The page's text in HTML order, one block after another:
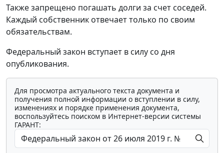
Также запрещено погашать долги за счет соседей.
Каждый собственник отвечает только по своим
обязательствам.
Федеральный закон вступает в силу со дня
опубликования.
Для просмотра актуального текста документа и
получения полной информации о вступлении в силу,
изменениях и порядке применения документа,
воспользуйтесь поиском в Интернет-версии системы
ГАРАНТ: